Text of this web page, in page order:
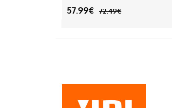
57.99€ 72.49€